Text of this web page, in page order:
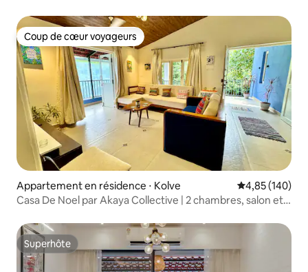
Coup de cœur voyageurs
Coup de cœur voyageurs
Appartement en résidence ⋅ Kolve Évaluation
4,85 (140)
Casa De Noel par Akaya Collective | 2 chambres, salon et
Superhôte
Superhôte